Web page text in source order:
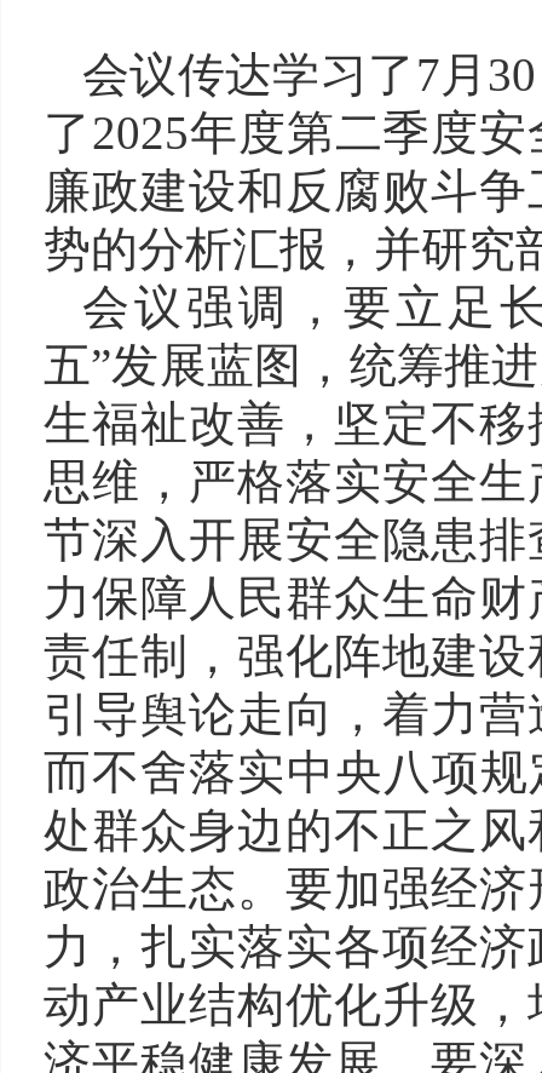
会议传达学习 了 7月
了2025年度第二季度
廉政建设和反腐败斗
势的分析汇报，并研究
会议强调，要立足
五”发展蓝图，统筹推
生福祉改善，坚定不
思维，严格落实安全
节深入开展安全隐患
力保障人民群众生命
责任制，强化阵地建
引导舆论走向，着力
而不舍落实中央八项
处群众身边的不正之
政治生态。要加强经
力，扎实落实各项经
动产业结构优化升级